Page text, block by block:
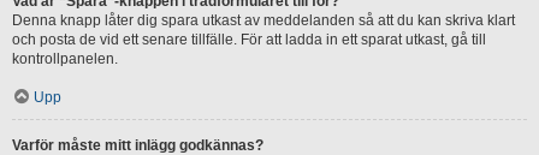
Denna knapp låter dig spara utkast av meddelanden så att du kan skriva klart
och posta de vid ett senare tillfälle. För att ladda in ett sparat utkast, gå till
kontrollpanelen.
Upp
Varför måste mitt inlägg godkännas?